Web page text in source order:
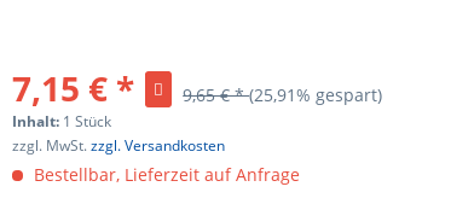
7,15 € * 9,65 € *(25,91% gespart)
Inhalt: 1 Stück
zzgl. MwSt.zzgl. Versandkosten
Bestellbar, Lieferzeit auf Anfrage